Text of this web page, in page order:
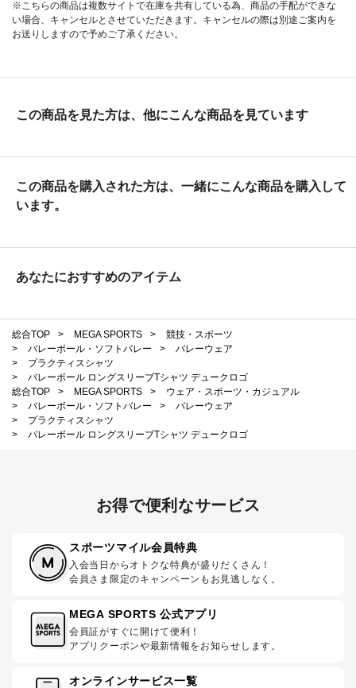
※こちらの商品は複数サイトで在庫を共有している為、商品の手配ができな
い場合、キャンセルとさせていただきます。キャンセルの際は別途ご案内を
お送りしますので予めご了承ください。
この商品を見た方は、他にこんな商品を見ています
この商品を購入された方は、一緒にこんな商品を購入して
います。
あなたにおすすめのアイテム
総合TOP > MEGA SPORTS >
競技・スポーツ
>
バレーボール・ソフトバレー >
バレーウェア
>
プラクティスシャツ
>
バレーボール ロングスリーブTシャツ デュークロゴ
総合TOP
> MEGA SPORTS >
ウェア・スポーツ・カジュアル
>
バレーボール・ソフトバレー >
バレーウェア
>
プラクティスシャツ
>
バレーボール ロングスリーブTシャツ デュークロゴ
お得で便利なサービス
スポーツマイル会員特典
入会当日からオトクな特典が盛りだくさん！
会員さま限定のキャンペーンもお見逃しなく。
MEGA SPORTS 公式アプリ
会員証がすぐに開けて便利！
アプリクーポンや最新情報をお知らせします。
オンラインサービス一覧